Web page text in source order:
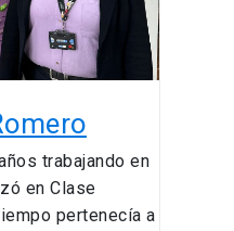
trabajando en
en Clase
pertenecía a